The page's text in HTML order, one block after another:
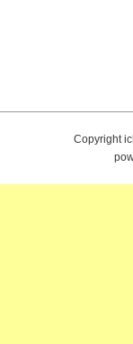
Copyright